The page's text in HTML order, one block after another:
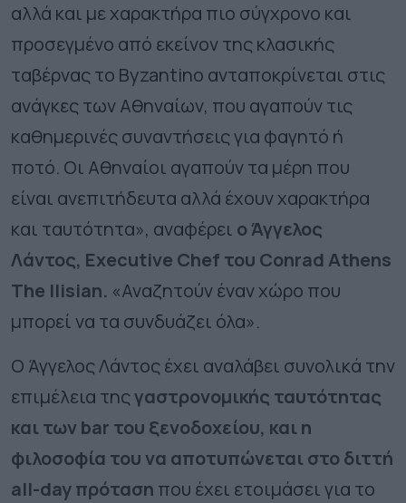
αλλά και με χαρακτήρα πιο σύγχρονο και
προσεγμένο από εκείνον της κλασικής
ταβέρνας το Byzantino ανταποκρίνεται στις
ανάγκες των Αθηναίων, που αγαπούν τις
καθημερινές συναντήσεις για φαγητό ή
ποτό. Οι Αθηναίοι αγαπούν τα μέρη που
είναι ανεπιτήδευτα αλλά έχουν χαρακτήρα
και ταυτότητα», αναφέρει ο Άγγελος
Λάντος, Executive Chef του Conrad Athens
The Ilisian. «Αναζητούν έναν χώρο που
μπορεί να τα συνδυάζει όλα».
Ο Άγγελος Λάντος έχει αναλάβει συνολικά την
επιμέλεια τηςγαστρονομικής ταυτότητας
και των bar του ξενοδοχείου, και η
φιλοσοφία του να αποτυπώνεται στο διττή
all-day πρόταση που έχει ετοιμάσει για το